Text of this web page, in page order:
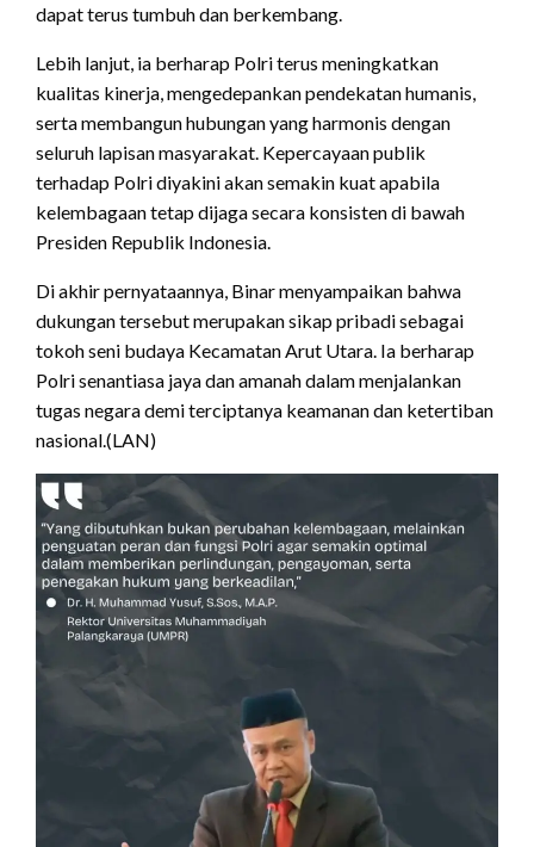
dapat terus tumbuh dan berkembang.
Lebih lanjut, ia berharap Polri terus meningkatkan
kualitas kinerja, mengedepankan pendekatan humanis,
serta membangun hubungan yang harmonis dengan
seluruh lapisan masyarakat. Kepercayaan publik
terhadap Polri diyakini akan semakin kuat apabila
kelembagaan tetap dijaga secara konsisten di bawah
Presiden Republik Indonesia.
Di akhir pernyataannya, Binar menyampaikan bahwa
dukungan tersebut merupakan sikap pribadi sebagai
tokoh seni budaya Kecamatan Arut Utara. Ia berharap
Polri senantiasa jaya dan amanah dalam menjalankan
tugas negara demi terciptanya keamanan dan ketertiban
nasional.(LAN)